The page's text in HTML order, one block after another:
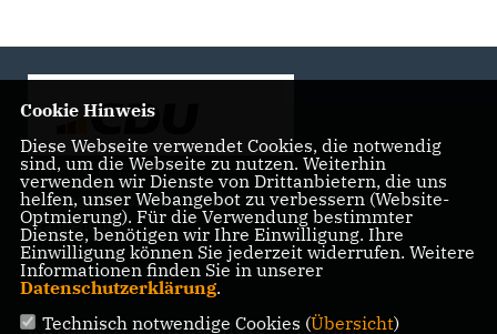
Landtagsabgeordnete der CDU Fraktion im Landtag
Brandenburg
IMPRESSUM DATENSCHUTZ KONTAKT
Cookie Hinweis
Diese Webseite verwendet Cookies, die notwendig
sind, um die Webseite zu nutzen. Weiterhin
verwenden wir Dienste von Drittanbietern, die uns
helfen, unser Webangebot zu verbessern (Website-
Optmierung). Für die Verwendung bestimmter
Dienste, benötigen wir Ihre Einwilligung. Ihre
Einwilligung können Sie jederzeit widerrufen. Weitere
Informationen finden Sie in unserer
Datenschutzerklärung.
Technisch notwendige Cookies (Übersicht)